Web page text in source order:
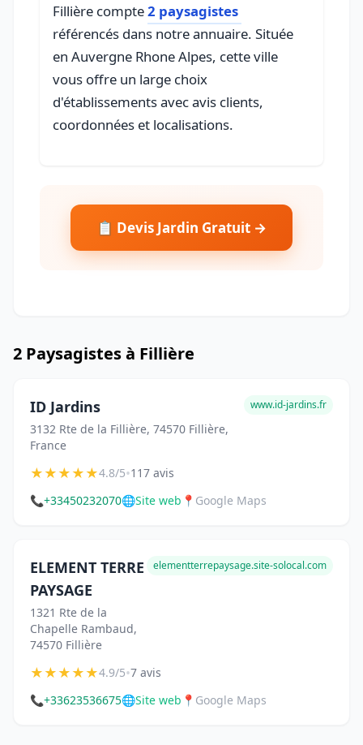
Fillière compte2 paysagistes
référencés dans notre annuaire. Située
en Auvergne Rhone Alpes, cette ville
vous offre un large choix
d'établissements avec avis clients,
coordonnées et localisations.
📋 Devis Jardin Gratuit →
2 Paysagistes à Fillière
ID Jardins
3132 Rte de la Fillière, 74570 Fillière,
France
www.id-jardins.fr
★★★★★4.8/5•117 avis
📞+33450232070🌐Site web 📍 Google Maps
ELEMENT TERRE
PAYSAGE
1321 Rte de la
Chapelle Rambaud,
74570 Fillière
elementterrepaysage.site-solocal.com
★★★★★4.9/5•7 avis
📞+33623536675🌐Site web 📍 Google Maps